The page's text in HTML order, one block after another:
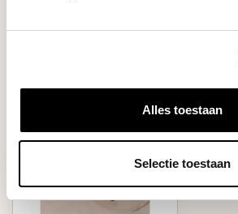
Alles toestaan
Selectie toestaan
RECENTLY VIEWED